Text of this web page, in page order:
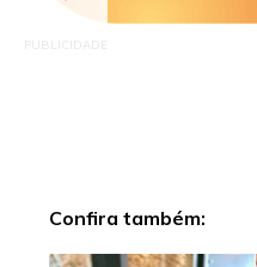
PUBLICIDADE
Confira também: